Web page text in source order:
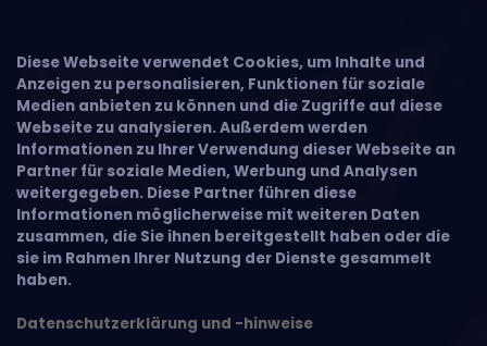
Diese Webseite verwendet Cookies, um Inhalte und
Anzeigen zu personalisieren, Funktionen für soziale
Medien anbieten zu können und die Zugriffe auf diese
Webseite zu analysieren. Außerdem werden
Informationen zu Ihrer Verwendung dieser Webseite an
Partner für soziale Medien, Werbung und Analysen
weitergegeben. Diese Partner führen diese
Informationen möglicherweise mit weiteren Daten
zusammen, die Sie ihnen bereitgestellt haben oder die
sie im Rahmen Ihrer Nutzung der Dienste gesammelt
haben.
Datenschutzerklärung und -hinweise